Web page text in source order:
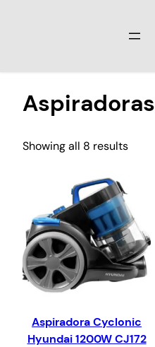
Aspiradoras
Showing all 8 results
Aspiradora Cyclonic
Hyundai 1200W CJ172